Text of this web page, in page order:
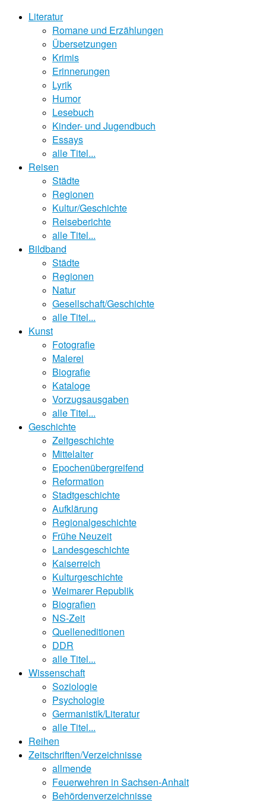
Literatur
Romane und Erzählungen
Übersetzungen
Krimis
Erinnerungen
Lyrik
Humor
Lesebuch
Kinder- und Jugendbuch
Essays
alle Titel...
Reisen
Städte
Regionen
Kultur/Geschichte
Reiseberichte
alle Titel...
Bildband
Städte
Regionen
Natur
Gesellschaft/Geschichte
alle Titel...
Kunst
Fotografie
Malerei
Biografie
Kataloge
Vorzugsausgaben
alle Titel...
Geschichte
Zeitgeschichte
Mittelalter
Epochenübergreifend
Reformation
Stadtgeschichte
Aufklärung
Regionalgeschichte
Frühe Neuzeit
Landesgeschichte
Kaiserreich
Kulturgeschichte
Weimarer Republik
Biografien
NS-Zeit
Quelleneditionen
DDR
alle Titel...
Wissenschaft
Soziologie
Psychologie
Germanistik/Literatur
alle Titel...
Reihen
Zeitschriften/Verzeichnisse
allmende
Feuerwehren in Sachsen-Anhalt
Behördenverzeichnisse